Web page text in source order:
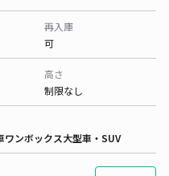
再入庫
可
高さ
制限なし
ワンボックス大型車・SUV